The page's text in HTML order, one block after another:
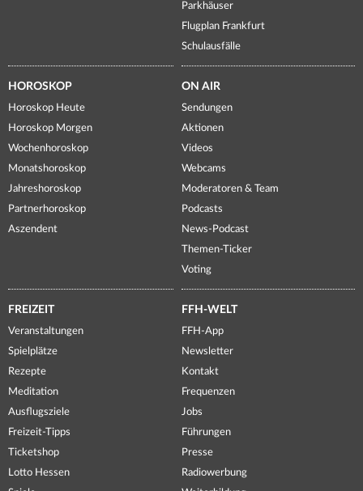
Parkhäuser
Flugplan Frankfurt
Schulausfälle
HOROSKOP
Horoskop Heute
Horoskop Morgen
Wochenhoroskop
Monatshoroskop
Jahreshoroskop
Partnerhoroskop
Aszendent
ON AIR
Sendungen
Aktionen
Videos
Webcams
Moderatoren & Team
Podcasts
News-Podcast
Themen-Ticker
Voting
FREIZEIT
Veranstaltungen
Spielplätze
Rezepte
Meditation
Ausflugsziele
Freizeit-Tipps
Ticketshop
Lotto Hessen
FFH-WELT
FFH-App
Newsletter
Kontakt
Frequenzen
Jobs
Führungen
Presse
Radiowerbung